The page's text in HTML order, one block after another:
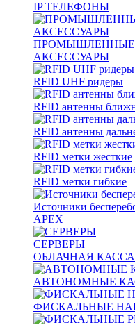
IP ТЕЛЕФОНЫ
ПРОМЫШЛЕННЫЕ
АКСЕССУАРЫ
RFID UHF ридеры
RFID антенны
RFID антенны
RFID метки жесткие
RFID метки гибкие
Источники
APEX
СЕРВЕРЫ
ОБЛАЧНАЯ КАССА
АВТОНОМНЫЕ
ФИСКАЛЬНЫЕ